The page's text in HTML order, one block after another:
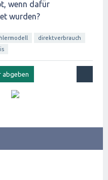
wenn dafür
wurden?
direktverbrauch